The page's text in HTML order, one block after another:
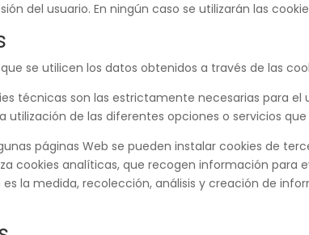
del usuario. En ningún caso se utilizarán las
se utilicen los datos obtenidos a través de las
técnicas son las estrictamente necesarias para
utilización de las diferentes opciones o servicios que
páginas Web se pueden instalar cookies de
cookies analíticas, que recogen información
la medida, recolección, análisis y creación de